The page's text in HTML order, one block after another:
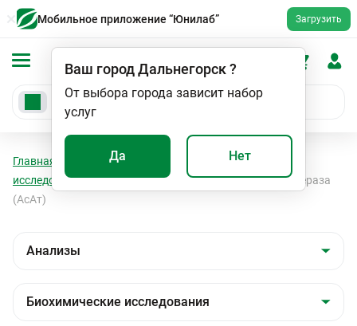
Мобильное приложение “Юнилаб” Загрузить
Ваш городДальнегорск?
От выбора города зависит набор
услуг
Да Нет
Главная Анализы
Биохимические
исследования
Ферменты
Аспартатаминотрансфераза
(АсАт)